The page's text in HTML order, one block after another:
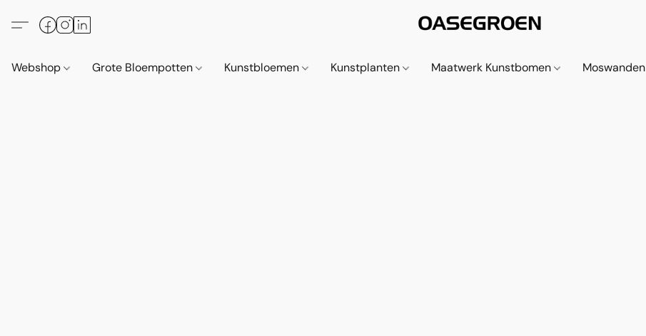
Webshop Grote Bloempotten Kunstbloemen Kunstplanten Maatwerk Kunstbomen Moswanden